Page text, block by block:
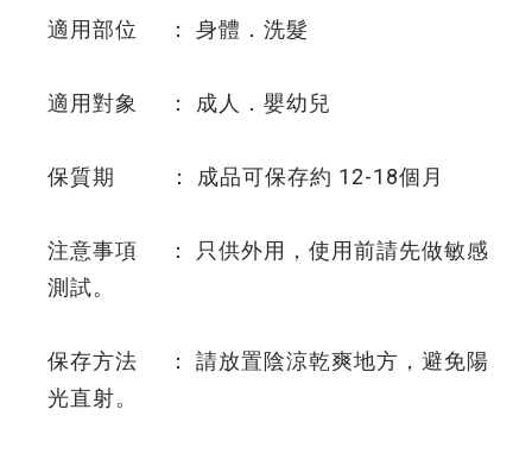
適用部位 ： 身體．洗髮
適用對象 ： 成人．嬰幼兒
保質期 ： 成品可保存約 12-18個月
注意事項 ： 只供外用，使用前請先做敏感
測試。
保存方法 ： 請放置陰涼乾爽地方，避免陽
光直射。